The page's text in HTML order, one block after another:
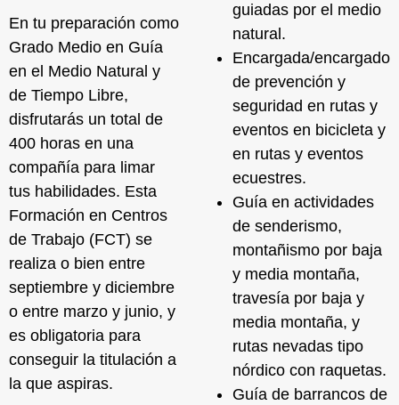
En tu preparación como
Grado Medio en Guía
en el Medio Natural y
de Tiempo Libre,
disfrutarás un total de
400 horas en una
compañía para limar
tus habilidades. Esta
Formación en Centros
de Trabajo (FCT) se
realiza o bien entre
septiembre y diciembre
o entre marzo y junio, y
es obligatoria para
conseguir la titulación a
la que aspiras.
guiadas por el medio
natural.
Encargada/encargado
de prevención y
seguridad en rutas y
eventos en bicicleta y
en rutas y eventos
ecuestres.
Guía en actividades
de senderismo,
montañismo por baja
y media montaña,
travesía por baja y
media montaña, y
rutas nevadas tipo
nórdico con raquetas.
Guía de barrancos de